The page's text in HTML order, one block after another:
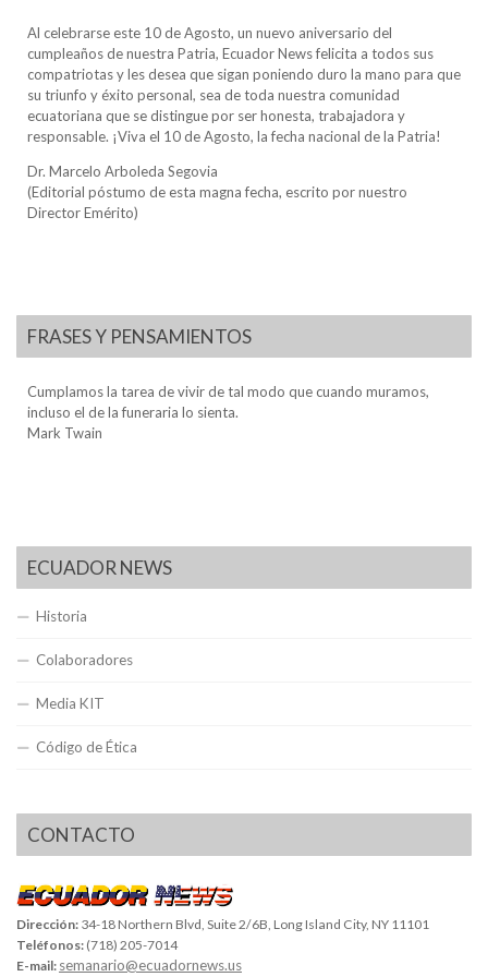
Al celebrarse este 10 de Agosto, un nuevo aniversario del
cumpleaños de nuestra Patria, Ecuador News felicita a todos sus
compatriotas y les desea que sigan poniendo duro la mano para que
su triunfo y éxito personal, sea de toda nuestra comunidad
ecuatoriana que se distingue por ser honesta, trabajadora y
responsable. ¡Viva el 10 de Agosto, la fecha nacional de la Patria!
Dr. Marcelo Arboleda Segovia
(Editorial póstumo de esta magna fecha, escrito por nuestro
Director Emérito)
FRASES Y PENSAMIENTOS
Cumplamos la tarea de vivir de tal modo que cuando muramos,
incluso el de la funeraria lo sienta.
Mark Twain
ECUADOR NEWS
Historia
Colaboradores
Media KIT
Código de Ética
CONTACTO
Dirección: 34-18 Northern Blvd, Suite 2/6B, Long Island City, NY 11101
Teléfonos: (718) 205-7014
E-mail: semanario@ecuadornews.us